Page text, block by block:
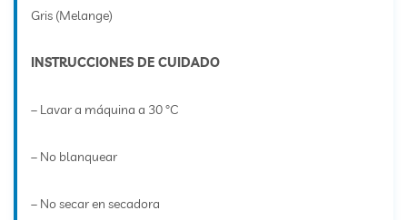
Gris (Melange)
INSTRUCCIONES DE CUIDADO
– Lavar a máquina a 30 °C
– No blanquear
– No secar en secadora